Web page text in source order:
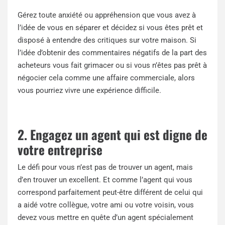
Gérez toute anxiété ou appréhension que vous avez à
l’idée de vous en séparer et décidez si vous êtes prêt et
disposé à entendre des critiques sur votre maison. Si
l’idée d’obtenir des commentaires négatifs de la part des
acheteurs vous fait grimacer ou si vous n’êtes pas prêt à
négocier cela comme une affaire commerciale, alors
vous pourriez vivre une expérience difficile.
2. Engagez un agent qui est digne de
votre entreprise
Le défi pour vous n’est pas de trouver un agent, mais
d’en trouver un excellent. Et comme l’agent qui vous
correspond parfaitement peut-être différent de celui qui
a aidé votre collègue, votre ami ou votre voisin, vous
devez vous mettre en quête d’un agent spécialement